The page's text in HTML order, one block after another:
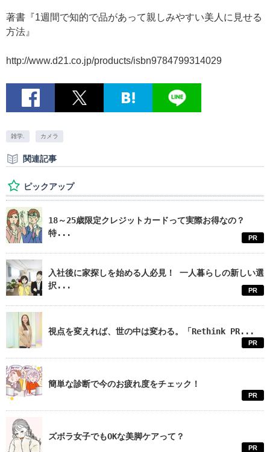
著書『1週間で知的で品があって親しみやすい美人に見せる
方法』
http://www.d21.co.jp/products/isbn9784799314029
雑学. カメラ
関連記事
ピックアップ
18～25歳限定クレジットカードって実際お得なの？
特...
PR
入社後に家探しを始める人必見！ 一人暮らしの新しい選
択...
PR
視点を変えれば、世の中は変わる。「Rethink PR...
PR
簡単な診断で今のお疲れ度をチェック！
PR
ズボラ女子でもOKな美脚ケアって？
PR